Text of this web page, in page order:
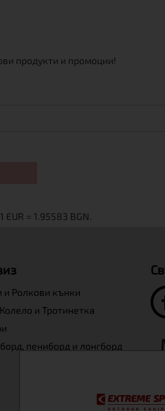
продукти и промоции!
и Ролкови кънки
и Тротинетка
пениборд и лонгборд